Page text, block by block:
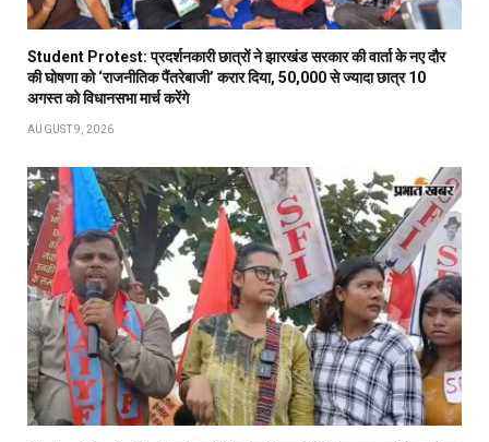
Student Protest: प्रदर्शनकारी छात्रों ने झारखंड सरकार की वार्ता के नए दौर
की घोषणा को ‘राजनीतिक पैंतरेबाजी’ करार दिया, 50,000 से ज्यादा छात्र 10
अगस्त को विधानसभा मार्च करेंगे
AUGUST 9, 2026